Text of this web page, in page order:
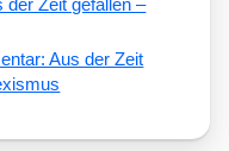
der Zeit gefallen –
Aus der Zeit